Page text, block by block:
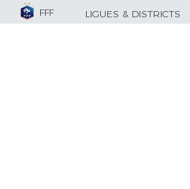
FFF LIGUES & DISTRICTS